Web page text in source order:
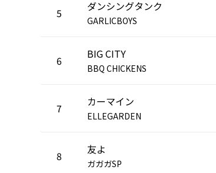
5 ダンシングタンク
GARLICBOYS
6 BIG CITY
BBQ CHICKENS
7 カーマイン
ELLEGARDEN
8 友よ
ガガガSP